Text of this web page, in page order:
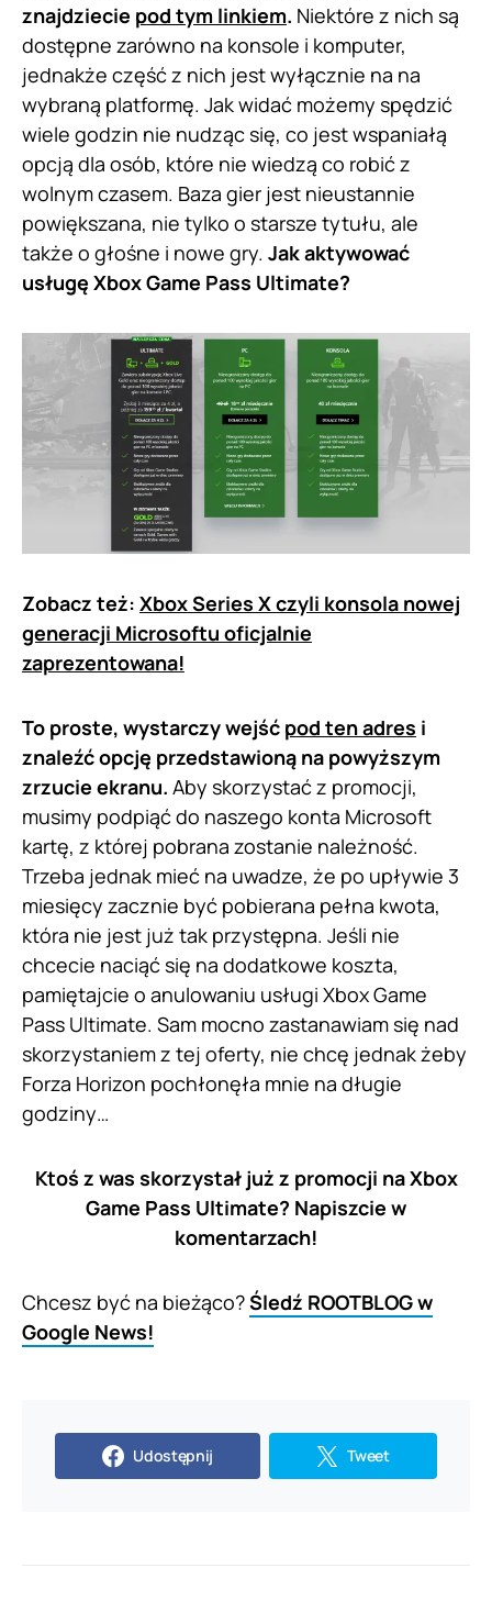
znajdziecie pod tym linkiem. Niektóre z nich są
dostępne zarówno na konsole i komputer,
jednakże część z nich jest wyłącznie na na
wybraną platformę. Jak widać możemy spędzić
wiele godzin nie nudząc się, co jest wspaniałą
opcją dla osób, które nie wiedzą co robić z
wolnym czasem. Baza gier jest nieustannie
powiększana, nie tylko o starsze tytułu, ale
także o głośne i nowe gry. Jak aktywować
usługę Xbox Game Pass Ultimate?
Zobacz też: Xbox Series X czyli konsola nowej
generacji Microsoftu oficjalnie
zaprezentowana!
To proste, wystarczy wejść pod ten adres i
znaleźć opcję przedstawioną na powyższym
zrzucie ekranu. Aby skorzystać z promocji,
musimy podpiąć do naszego konta Microsoft
kartę, z której pobrana zostanie należność.
Trzeba jednak mieć na uwadze, że po upływie 3
miesięcy zacznie być pobierana pełna kwota,
która nie jest już tak przystępna. Jeśli nie
chcecie naciąć się na dodatkowe koszta,
pamiętajcie o anulowaniu usługi Xbox Game
Pass Ultimate. Sam mocno zastanawiam się nad
skorzystaniem z tej oferty, nie chcę jednak żeby
Forza Horizon pochłonęła mnie na długie
godziny…
Ktoś z was skorzystał już z promocji na Xbox
Game Pass Ultimate? Napiszcie w
komentarzach!
Chcesz być na bieżąco?Śledź ROOTBLOG w
Google News!
Udostępnij Tweet